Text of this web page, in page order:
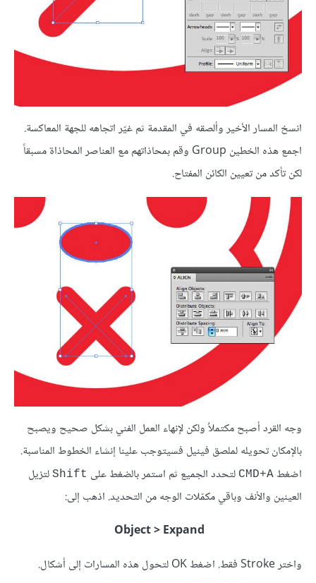
انسخ المسار الأخير وألصقه في المقدمة ثم غيّر اتجاهه للجهة المعاكسة.
اجمع هذه الخطين Group وقم بمحاذاتهم مع العناصر المحاذاة مسبقاً
لكن تأكد من تعيين الكائن المفتاح.
وجه القرد أصبح مكتملاُ ولكن لإنهاء العمل الفني بشكل صحيح ويصبح
بالإمكان تحويله لملصق فينيل فسيتوجب علينا إنشاء الخطوط المناسبة.
اضغط CMD+A لتحدد الجميع ثم استمر بالضغط على Shift لتزيل
العينين والأنف وباقي مكمّلات الوجه من التحديد. اذهب إلى:
Object > Expand
واختر Stroke فقط. اضغط OK لتحول هذه المسارات إلى أشكال.